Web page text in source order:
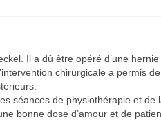
Il a dû être opéré d’une
chirurgicale a permis
séances de physiothérapie et
bonne dose d’amour et de